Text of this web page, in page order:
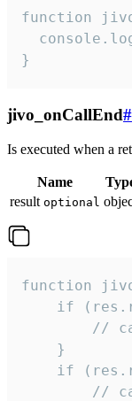
function
}
jivo_onCallEnd#
Is executed when a
Name
result optional
function
if
//
    }
if
//